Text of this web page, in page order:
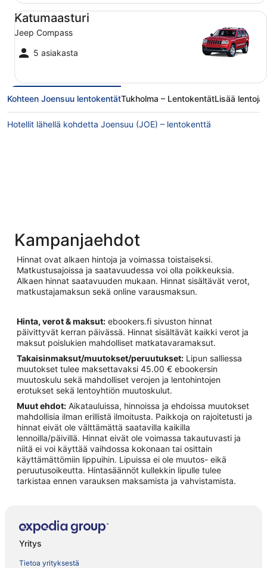
Katumaasturi
Jeep Compass
5 asiakasta
Katumaasturi Jeep Compass
Kohteen Joensuu lentokentätTukholma – LentokentätLisää lentoja
Hotellit lähellä kohdetta Joensuu (JOE) – lentokenttä
Kampanjaehdot
Hinnat ovat alkaen hintoja ja voimassa toistaiseksi.
Matkustusajoissa ja saatavuudessa voi olla poikkeuksia.
Alkaen hinnat saatavuuden mukaan. Hinnat sisältävät verot,
matkustajamaksun sekä online varausmaksun.
Hinta, verot & maksut: ebookers.fi sivuston hinnat
päivittyvät kerran päivässä. Hinnat sisältävät kaikki verot ja
maksut poislukien mahdolliset matkatavaramaksut.
Takaisinmaksut/muutokset/peruutukset: Lipun salliessa
muutokset tulee maksettavaksi 45.00 € ebookersin
muutoskulu sekä mahdolliset verojen ja lentohintojen
erotukset sekä lentoyhtiön muutoskulut.
Muut ehdot: Aikatauluissa, hinnoissa ja ehdoissa muutokset
mahdollisia ilman erillistä ilmoitusta. Paikkoja on rajoitetusti ja
hinnat eivät ole välttämättä saatavilla kaikilla
lennoilla/päivillä. Hinnat eivät ole voimassa takautuvasti ja
niitä ei voi käyttää vaihdossa kokonaan tai osittain
käyttämättömiin lippuihin. Lipuissa ei ole muutos- eikä
peruutusoikeutta. Hintasäännöt kullekkin lipulle tulee
tarkistaa ennen varauksen maksamista ja vahvistamista.
Yritys
Tietoa yrityksestä